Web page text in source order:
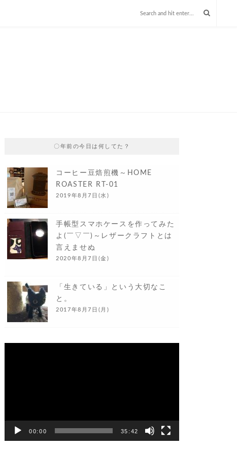
〇年前の今日は何してた？
コーヒー豆焙煎機～HOME
ROASTER RT-01
2019年8月7日(水)
手帳型スマホケースを作ってみた
よ(￣▽￣)～レザークラフトとは
言えませぬ
2020年8月7日(金)
「生きている」という大切なこ
と。
2017年8月7日(月)
00:00 35:42